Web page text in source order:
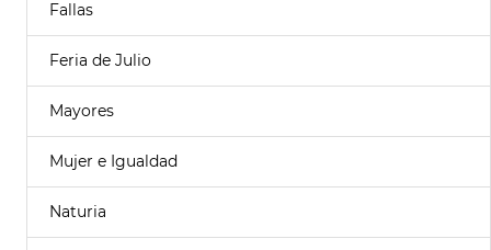
Fallas
Feria de Julio
Mayores
Mujer e Igualdad
Naturia